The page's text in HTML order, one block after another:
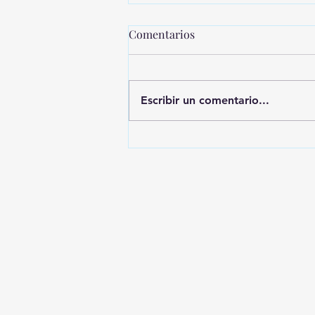
Comentarios
Escribir un comentario...